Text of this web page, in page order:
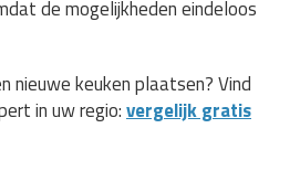
de mogelijkheden eindeloos
nieuwe keuken plaatsen? Vind
in uw regio:vergelijk gratis